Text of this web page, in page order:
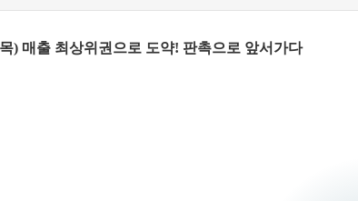
) 매출 최상위권으로 도약! 판촉으로 앞서가다